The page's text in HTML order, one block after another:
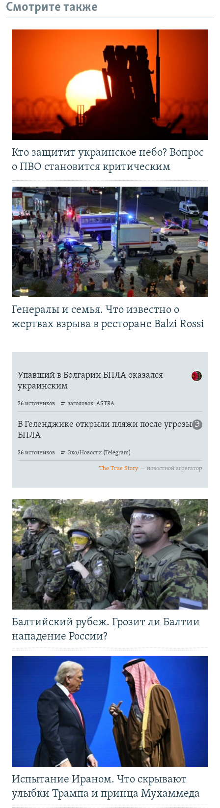
Смотрите также
Кто защитит украинское небо? Вопрос
о ПВО становится критическим
Генералы и семья. Что известно о
жертвах взрыва в ресторане Balzi Rossi
Балтийский рубеж. Грозит ли Балтии
нападение России?
Испытание Ираном. Что скрывают
улыбки Трампа и принца Мухаммеда